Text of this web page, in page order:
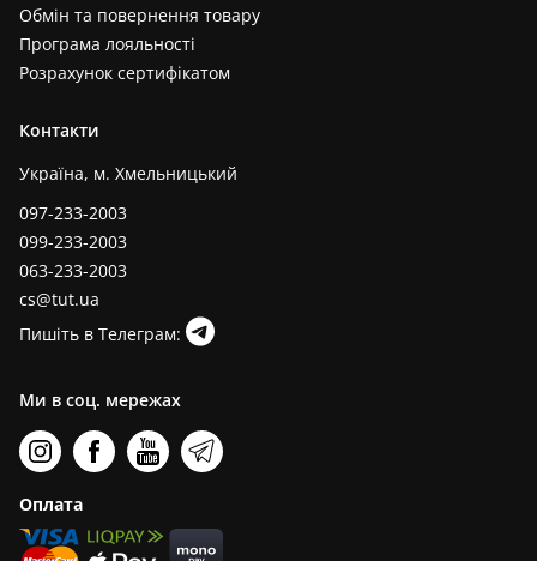
Обмін та повернення товару
Програма лояльності
Розрахунок сертифікатом
Контакти
Україна, м. Хмельницький
097-233-2003
099-233-2003
063-233-2003
cs@tut.ua
Пишіть в Телеграм:
Ми в соц. мережах
Оплата